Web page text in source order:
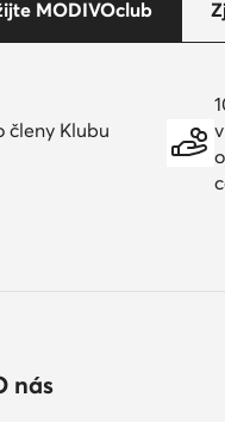
MODIVOclub
členy Klubu
nás